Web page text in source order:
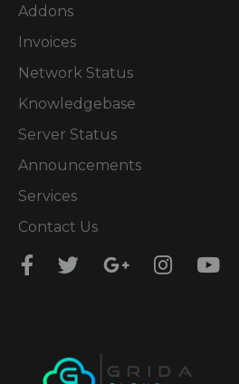
Addons
Invoices
Network Status
Knowledgebase
Server Status
Announcements
Services
Contact Us